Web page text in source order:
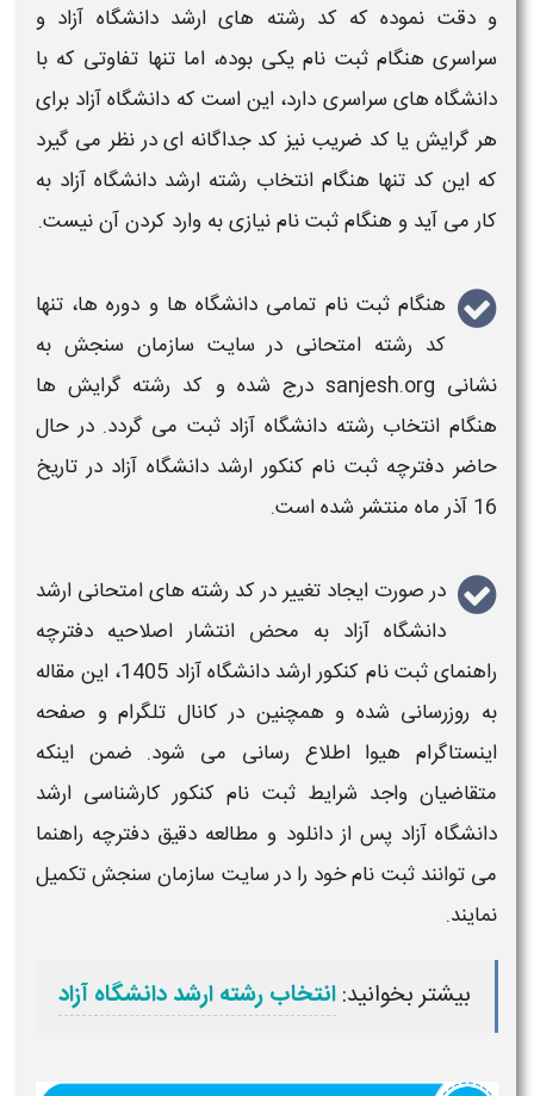
و دقت نموده که کد رشته های ارشد دانشگاه آزاد و
سراسری هنگام ثبت نام یکی بوده، اما تنها تفاوتی که با
دانشگاه های سراسری دارد، این است که دانشگاهآزاد برای
هر گرایش یا کد ضریب نیز کد جداگانه ای در نظر می گیرد
که این کد تنها هنگام انتخاب رشته ارشد دانشگاه آزاد به
کار می آید و هنگام ثبت نام نیازی به وارد کردن آن نیست.
هنگام ثبت نام تمامی دانشگاه ها و دوره ها، تنها
کد رشته امتحانی در سایت سازمان سنجش به
نشانی sanjesh.org درج شده و کد رشته گرایش ها
هنگام انتخاب رشته دانشگاه آزادثبت می گردد. در حال
حاضر دفترچه ثبت نام کنکور ارشددانشگاه آزاد در تاریخ
16 آذر ماه منتشر شده است.
در صورت ایجاد تغییر درکد رشته های امتحانی ارشد
دانشگاه آزاد به محض انتشار اصلاحیه دفترچه
راهنمای ثبت نام کنکور ارشد دانشگاه آزاد 1405
، این مقاله
به روزرسانی شده و همچنین در کانال تلگرام و صفحه
اینستاگرام هیوا اطلاع رسانی می شود. ضمن اینکه
متقاضیان واجد شرایط ثبت نام کنکور کارشناسی ارشد
دانشگاه آزاد پس از دانلود و مطالعه دقیق دفترچه راهنما
می توانند ثبت نام خود را در سایت سازمان سنجش تکمیل
نمایند.
بیشتر بخوانید:انتخاب رشته ارشد دانشگاه آزاد